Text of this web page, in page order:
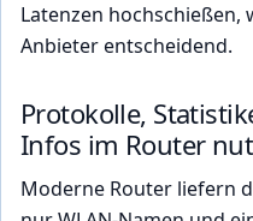
Latenzen
Anbieter entscheidend.
Protokolle,
Infos im Router
Moderne Router liefern